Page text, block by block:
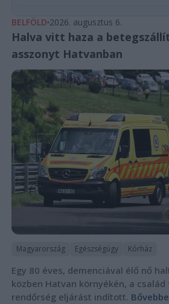
BELFÖLD 2026. augusztus 6.
Halva vitt haza a
asszonyt Hatvanban
Magyarország Egészségügy Kórház
Egy 80 éves, demenciával élő nő
közben Hatvan környékén, a
rendőrség eljárást indított.